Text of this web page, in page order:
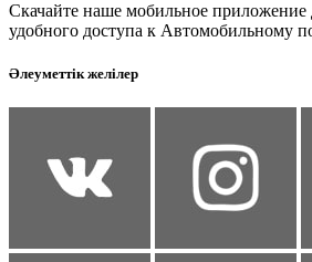
Скачайте наше мобильное приложение
удобного доступа к Автомобильному
Әлеуметтік желілер